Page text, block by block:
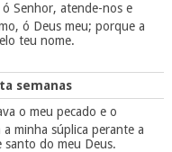
Senhor, atende-nos e
ó Deus meu; porque a
teu nome.
semanas
o meu pecado e o
minha súplica perante a
santo do meu Deus.